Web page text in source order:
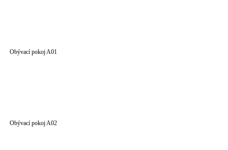
Obývací pokoj A01
Obývací pokoj A02